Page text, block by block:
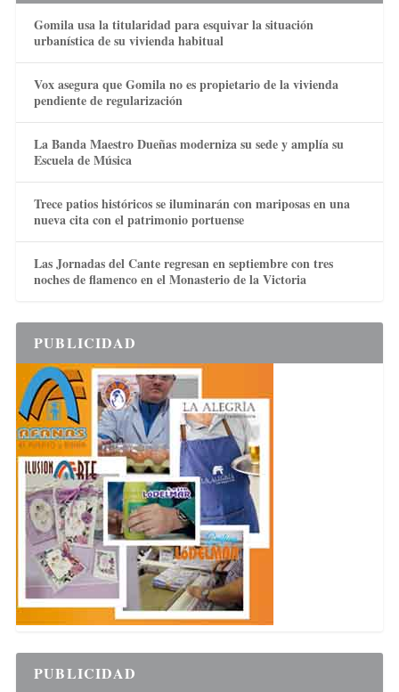
Gomila usa la titularidad para esquivar la situación
urbanística de su vivienda habitual
Vox asegura que Gomila no es propietario de la vivienda
pendiente de regularización
La Banda Maestro Dueñas moderniza su sede y amplía su
Escuela de Música
Trece patios históricos se iluminarán con mariposas en una
nueva cita con el patrimonio portuense
Las Jornadas del Cante regresan en septiembre con tres
noches de flamenco en el Monasterio de la Victoria
PUBLICIDAD
PUBLICIDAD